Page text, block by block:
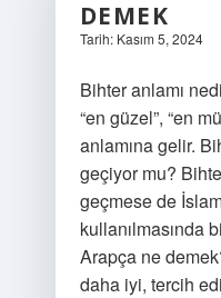
DEMEK
Tarih: Kasım 5, 2024
Bihter anlamı
“en güzel”, “en
anlamına gelir.
geçiyor mu?
geçmese de
kullanılmasında
Arapça ne
daha iyi, tercih